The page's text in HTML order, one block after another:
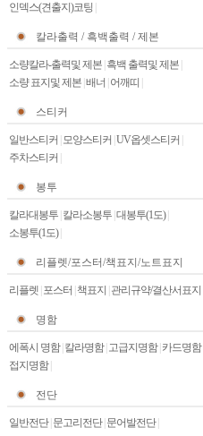
인덱스(견출지)코팅
칼라출력 / 흑백출력 / 제본
소량칼라-출력및 제본 흑백 출력및 제본
소량 표지및 제본 배너 어깨띠
스티커
일반스티커 모양스티커 UV옵셋스티커
주차스티커
봉투
칼라대봉투 칼라소봉투 대봉투(1도)|
소봉투(1도)|
리플렛/포스터/책표지/노트표지
리플렛 포스터 책표지 관리규약/결산서표지
명함
에폭시 명함| 칼라명함| 고급지명함| 카드명함|
접지명함|
전단
일반전단| 문고리전단| 문어발전단|